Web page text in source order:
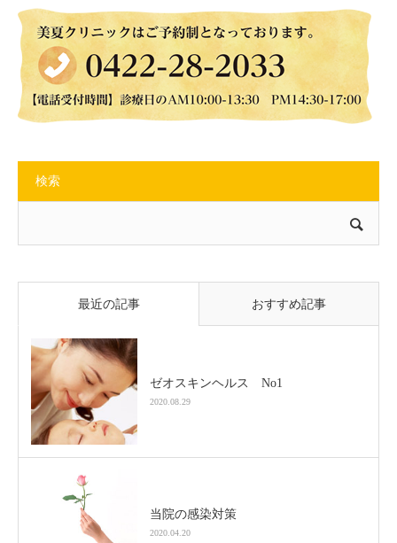
検索
最近の記事 おすすめ記事
ゼオスキンヘルス No1
2020.08.29
当院の感染対策
2020.04.20